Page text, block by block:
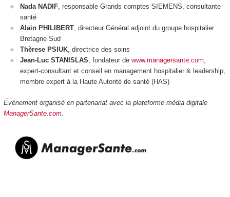
Nada NADIF, responsable Grands comptes SIEMENS, consultante
santé
Alain PHILIBERT, directeur Général adjoint du groupe hospitalier
Bretagne Sud
Thèrese PSIUK, directrice des soins
Jean-Luc STANISLAS, fondateur de www.managersante.com,
expert-consultant et conseil en management hospitalier & leadership,
membre expert à la Haute Autorité de santé (HAS)
Événement organisé en partenariat avec la plateforme média digitale
ManagerSante.com.